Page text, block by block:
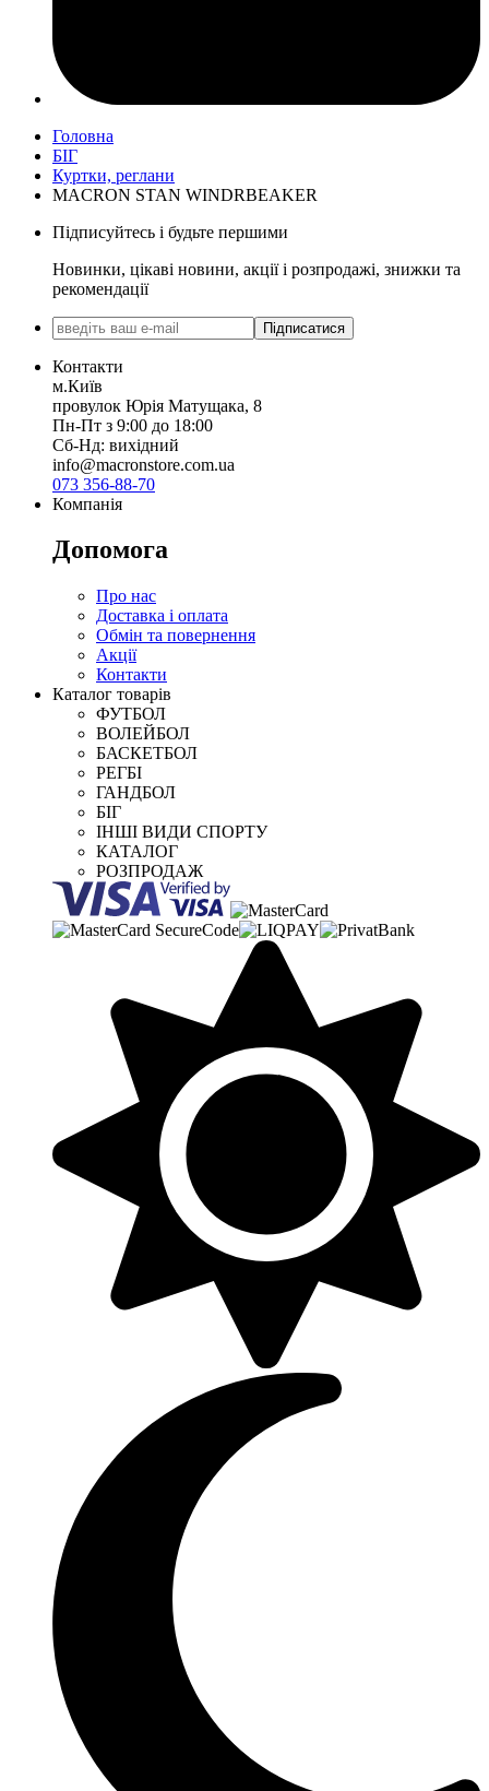
Головна
БІГ
Куртки, реглани
MACRON STAN WINDRBEAKER
Підписуйтесь і будьте першими
Новинки, цікаві новини, акції і розпродажі, знижки та
рекомендації
Підписатися
Контакти
м.Київ
провулок Юрія Матущака, 8
Пн-Пт з 9:00 до 18:00
Сб-Нд: вихідний
info@macronstore.com.ua
073 356-88-70
Компанія
Допомога
Про нас
Доставка і оплата
Обмін та повернення
Акції
Контакти
Каталог товарів
ФУТБОЛ
ВОЛЕЙБОЛ
БАСКЕТБОЛ
РЕГБІ
ГАНДБОЛ
БІГ
ІНШІ ВИДИ СПОРТУ
КАТАЛОГ
РОЗПРОДАЖ